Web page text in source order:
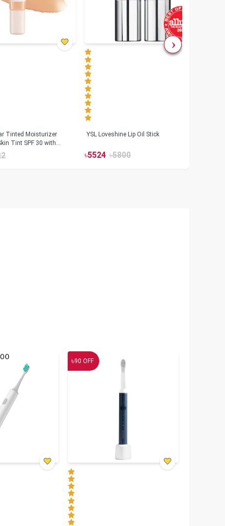
Tinted Moisturizer
Tint SPF 30 with
YSL Loveshine Lip Oil Stick
৳5524 ৳5800
৳90 OFF